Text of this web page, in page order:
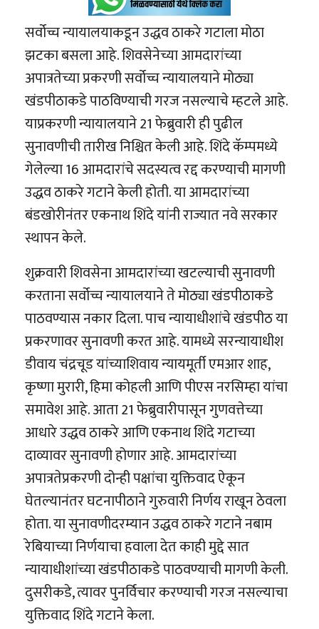
सर्वोच्च न्यायालयाकडून उद्धव ठाकरे गटाला मोठा
झटका बसला आहे. शिवसेनेच्या आमदारांच्या
अपात्रतेच्या प्रकरणी सर्वोच्च न्यायालयाने मोठ्या
खंडपीठाकडे पाठविण्याची गरज नसल्याचे म्हटले आहे.
याप्रकरणी न्यायालयाने 21 फेब्रुवारी ही पुढील
सुनावणीची तारीख निश्चित केली आहे. शिंदे कॅम्पमध्ये
गेलेल्या 16 आमदारांचे सदस्यत्व रद्द करण्याची मागणी
उद्धव ठाकरे गटाने केली होती. या आमदारांच्या
बंडखोरीनंतर एकनाथ शिंदे यांनी राज्यात नवे सरकार
स्थापन केले.
शुक्रवारी शिवसेना आमदारांच्या खटल्याची सुनावणी
करताना सर्वोच्च न्यायालयाने ते मोठ्या खंडपीठाकडे
पाठवण्यास नकार दिला. पाच न्यायाधीशांचे खंडपीठ या
प्रकरणावर सुनावणी करत आहे. यामध्ये सरन्यायाधीश
डीवाय चंद्रचूड यांच्याशिवाय न्यायमूर्ती एमआर शाह,
कृष्णा मुरारी, हिमा कोहली आणि पीएस नरसिम्हा यांचा
समावेश आहे. आता 21 फेब्रुवारीपासून गुणवत्तेच्या
आधारे उद्धव ठाकरे आणि एकनाथ शिंदे गटाच्या
दाव्यावर सुनावणी होणार आहे. आमदारांच्या
अपात्रतेप्रकरणी दोन्ही पक्षांचा युक्तिवाद ऐकून
घेतल्यानंतर घटनापीठाने गुरुवारी निर्णय राखून ठेवला
होता. या सुनावणीदरम्यान उद्धव ठाकरे गटाने नबाम
रेबियाच्या निर्णयाचा हवाला देत काही मुद्दे सात
न्यायाधीशांच्या खंडपीठाकडे पाठवण्याची मागणी केली.
दुसरीकडे, त्यावर पुनर्विचार करण्याची गरज नसल्याचा
युक्तिवाद शिंदे गटाने केला.